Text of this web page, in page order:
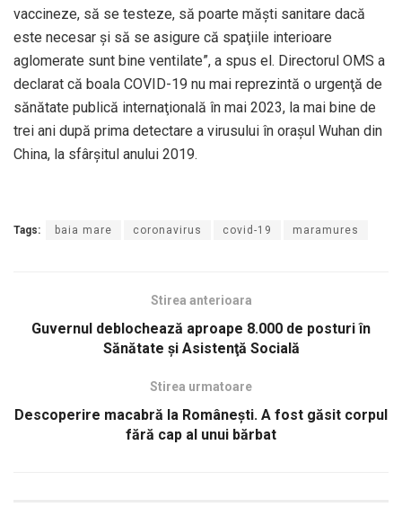
vaccineze, să se testeze, să poarte măşti sanitare dacă
este necesar şi să se asigure că spaţiile interioare
aglomerate sunt bine ventilate”, a spus el. Directorul OMS a
declarat că boala COVID-19 nu mai reprezintă o urgenţă de
sănătate publică internaţională în mai 2023, la mai bine de
trei ani după prima detectare a virusului în oraşul Wuhan din
China, la sfârşitul anului 2019.
Tags: baia mare coronavirus covid-19 maramures
Stirea anterioara
Guvernul deblochează aproape 8.000 de posturi în
Sănătate şi Asistenţă Socială
Stirea urmatoare
Descoperire macabră la Românești. A fost găsit corpul
fără cap al unui bărbat